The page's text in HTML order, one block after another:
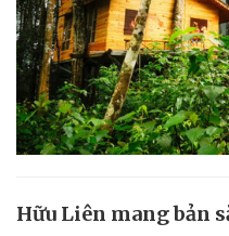
Hữu Liên mang bản